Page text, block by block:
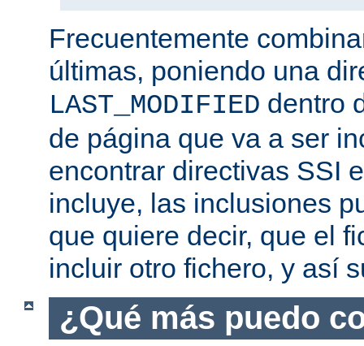
Frecuentemente
últimas, poniendo una
LAST_MODIFIED dentro
de página que va a ser
encontrar directivas SSI
incluye, las inclusiones
que quiere decir, que el
incluir otro fichero, y así
¿Qué más puedo